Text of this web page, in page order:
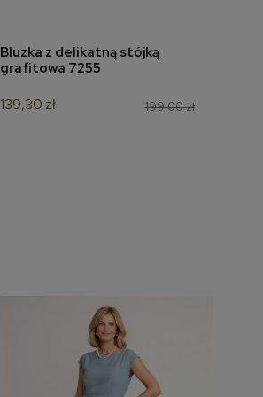
dodaj do koszyka
Bluzka z delikatną stójką
grafitowa 7255
199,00 zł
139,30 zł